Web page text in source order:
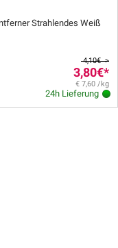
Strahlendes Weiß
4,10€ >
3,80€*
€ 7,60 /kg
24h Lieferung